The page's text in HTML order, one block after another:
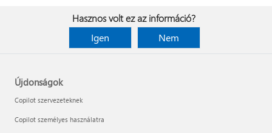
Hasznos volt ez az információ?
Igen
Nem
Újdonságok
Copilot szervezeteknek
Copilot személyes használatra